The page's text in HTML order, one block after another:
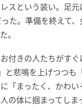
スという装い。足
た。準備を終えて
。
付きの人たちがす
悲鳴を上げつつも
「まったく、かわ
の体に掴まってし